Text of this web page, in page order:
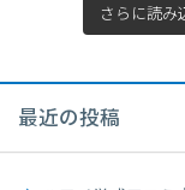
さらに読み
最近の投稿